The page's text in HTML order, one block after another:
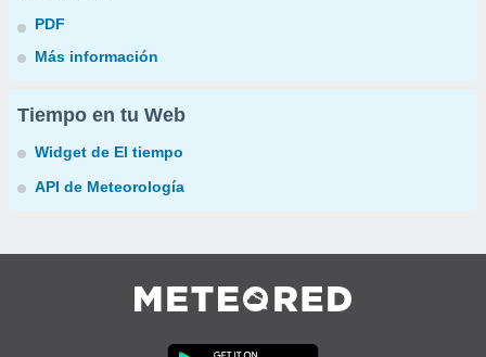
PDF
Más información
Tiempo en tu Web
Widget de El tiempo
API de Meteorología